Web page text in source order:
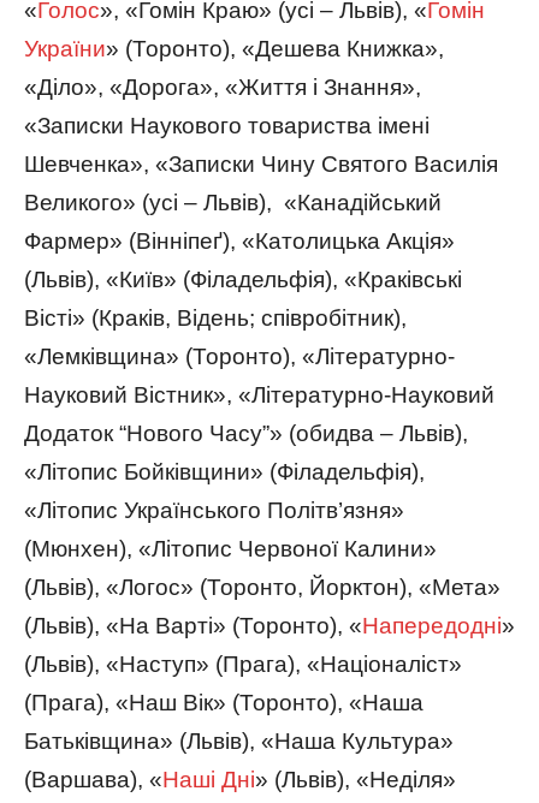
«Голос», «Гомін Краю» (усі – Львів), «Гомін
України» (Торонто), «Дешева Книжка»,
«Діло», «Дорога», «Життя і Знання»,
«Записки Наукового товариства імені
Шевченка», «Записки Чину Святого Василія
Великого» (усі – Львів), «Канадійський
Фармер» (Вінніпеґ), «Католицька Акція»
(Львів), «Київ» (Філадельфія), «Краківські
Вісті» (Краків, Відень; співробітник),
«Лемківщина» (Торонто), «Літературно-
Науковий Вістник», «Літературно-Науковий
Додаток “Нового Часу”» (обидва – Львів),
«Літопис Бойківщини» (Філадельфія),
«Літопис Українського Політв’язня»
(Мюнхен), «Літопис Червоної Калини»
(Львів), «Логос» (Торонто, Йорктон), «Мета»
(Львів), «На Варті» (Торонто), «Напередодні»
(Львів), «Наступ» (Прага), «Націоналіст»
(Прага), «Наш Вік» (Торонто), «Наша
Батьківщина» (Львів), «Наша Культура»
(Варшава), «Наші Дні» (Львів), «Неділя»